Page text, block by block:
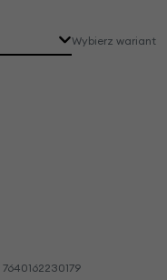
Wybierz wariant
7640162230179